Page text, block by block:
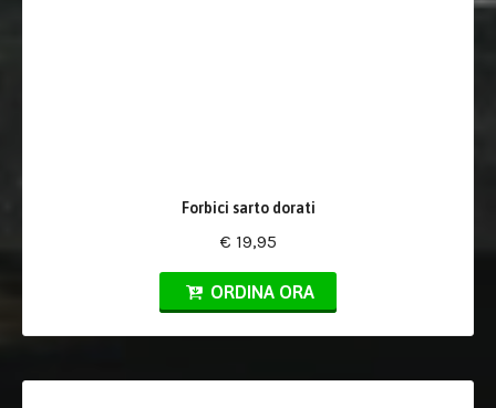
Forbici sarto dorati
€ 19,95
ORDINA ORA